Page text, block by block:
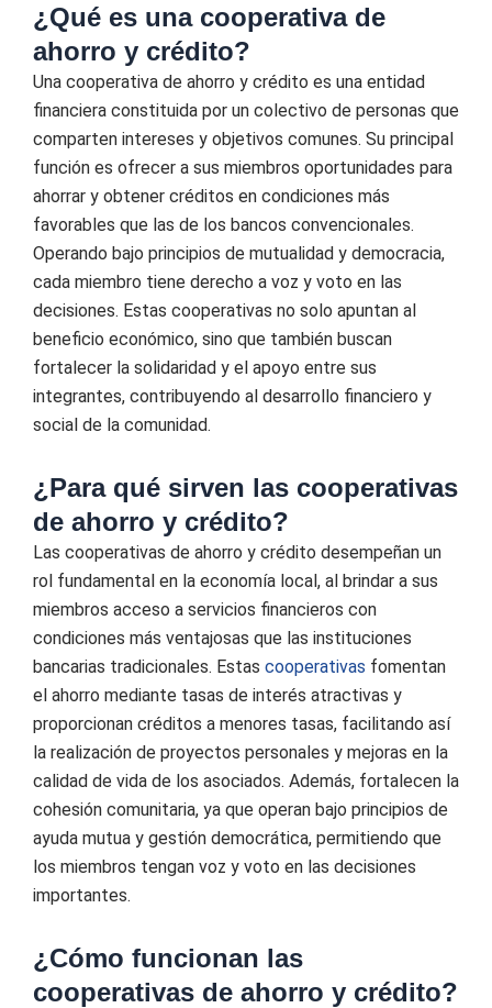
¿Qué es una cooperativa de
ahorro y crédito?
Una cooperativa de ahorro y crédito es una entidad
financiera constituida por un colectivo de personas que
comparten intereses y objetivos comunes. Su principal
función es ofrecer a sus miembros oportunidades para
ahorrar y obtener créditos en condiciones más
favorables que las de los bancos convencionales.
Operando bajo principios de mutualidad y democracia,
cada miembro tiene derecho a voz y voto en las
decisiones. Estas cooperativas no solo apuntan al
beneficio económico, sino que también buscan
fortalecer la solidaridad y el apoyo entre sus
integrantes, contribuyendo al desarrollo financiero y
social de la comunidad.
¿Para qué sirven las cooperativas
de ahorro y crédito?
Las cooperativas de ahorro y crédito desempeñan un
rol fundamental en la economía local, al brindar a sus
miembros acceso a servicios financieros con
condiciones más ventajosas que las instituciones
bancarias tradicionales. Estas cooperativas fomentan
el ahorro mediante tasas de interés atractivas y
proporcionan créditos a menores tasas, facilitando así
la realización de proyectos personales y mejoras en la
calidad de vida de los asociados. Además, fortalecen la
cohesión comunitaria, ya que operan bajo principios de
ayuda mutua y gestión democrática, permitiendo que
los miembros tengan voz y voto en las decisiones
importantes.
¿Cómo funcionan las
cooperativas de ahorro y crédito?